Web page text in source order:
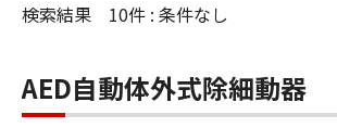
検索結果 10件 : 条件なし
AED自動体外式除細動器